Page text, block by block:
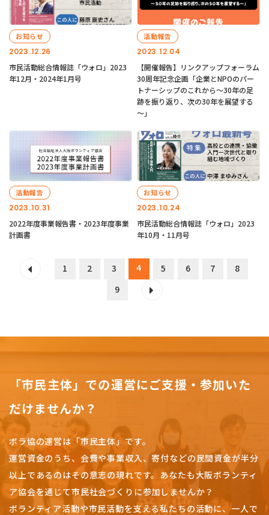
2023.12.26
お知らせ
市民活動総合情報誌「ウォロ」2023
年12月・2024年1月号
2023.12.04
活動報告
【開催報告】リンクアップフォーラム
30周年記念企画「企業とNPOのパー
トナーシップのこれから～30年の足
跡を振り返り、次の30年を展望する
～」
2023.10.31
活動報告
2022年度事業報告書・2023年度事業
計画書
2023.10.24
お知らせ
市民活動総合情報誌「ウォロ」2023
年10月・11月号
1 2 3 4 5 6 7
8
9
「市民主体」での運営にご支援・参加いた
だけませんか？
ボラ協の運営は「市民主体」です。
運営資金のうち、会費や事業収入、寄付などの民間資金が半分
以上であるのはその意志の現れです。 あなたも大阪ボランティ
ア協会を通じて市民社会づくりに参加しませんか？
ボランティア活動や市民活動を支える私たちの活動に、一人で